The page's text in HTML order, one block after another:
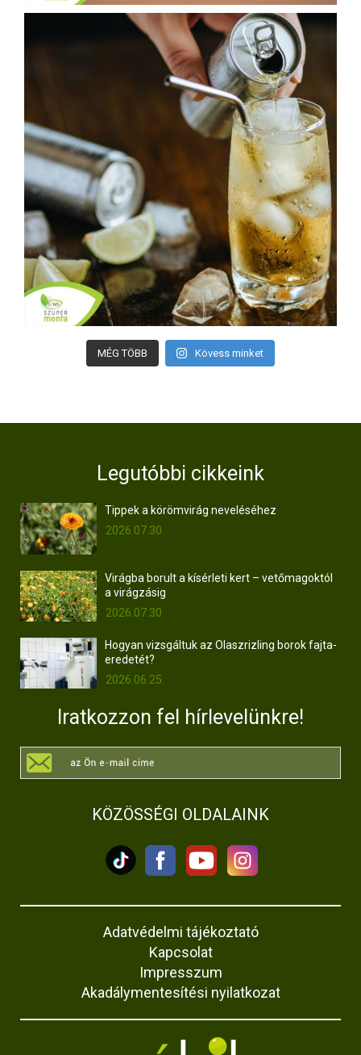
MÉG TÖBB Kövess minket
Legutóbbi cikkeink
Tippek a körömvirág neveléséhez
2026.07.30.
Virágba borult a kísérleti kert – vetőmagoktól
a virágzásig
2026.07.30.
Hogyan vizsgáltuk az Olaszrizling borok fajta-
eredetét?
2026.06.25.
Iratkozzon fel hírlevelünkre!
KÖZÖSSÉGI OLDALAINK
Adatvédelmi tájékoztató
Kapcsolat
Impresszum
Akadálymentesítési nyilatkozat